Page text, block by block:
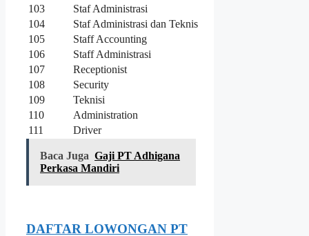
103
Staf Administrasi
104
Staf Administrasi dan Teknis
105
Staff Accounting
106
Staff Administrasi
107
Receptionist
108
Security
109
Teknisi
110
Administration
111
Driver
Baca Juga Gaji PT Adhigana
Perkasa Mandiri
DAFTAR LOWONGAN PT